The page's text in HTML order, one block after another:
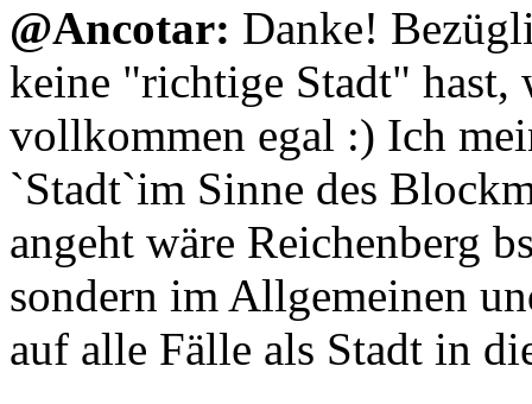
@Ancotar: Danke!
keine "richtige Stadt" hast,
vollkommen egal :) Ich
`Stadt`im Sinne des
angeht wäre Reichenberg
sondern im Allgemeinen
auf alle Fälle als Stadt in